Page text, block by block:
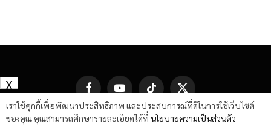
FacebookYouTube TikTok
X
(Twitter)
เราใช้คุกกี้เพื่อพัฒนาประสิทธิภาพ และประสบการณ์ที่ดีในการใช้เว็บไซต์
ของคุณ คุณสามารถศึกษารายละเอียดได้ที่ นโยบายความเป็นส่วนตัว
X